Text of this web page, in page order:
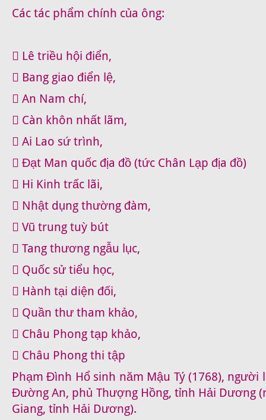
Các tác phẩm chính của ông:
 Lê triều hội điển,
 Bang giao điển lệ,
 An Nam chí,
 Càn khôn nhất lãm,
 Ai Lao sứ trình,
 Đạt Man quốc địa đồ (tức Chân Lạp địa đồ)
 Hi Kinh trấc lãi,
 Nhật dụng thường đàm,
 Vũ trung tuỳ bút
 Tang thương ngẫu lục,
 Quốc sử tiểu học,
 Hành tại diện đối,
 Quần thư tham khảo,
 Châu Phong tạp khảo,
 Châu Phong thi tập
Phạm Đình Hổ sinh năm Mậu Tý (1768), người
Đường An, phủ Thượng Hồng, tỉnh Hải Dương
Giang, tỉnh Hải Dương).